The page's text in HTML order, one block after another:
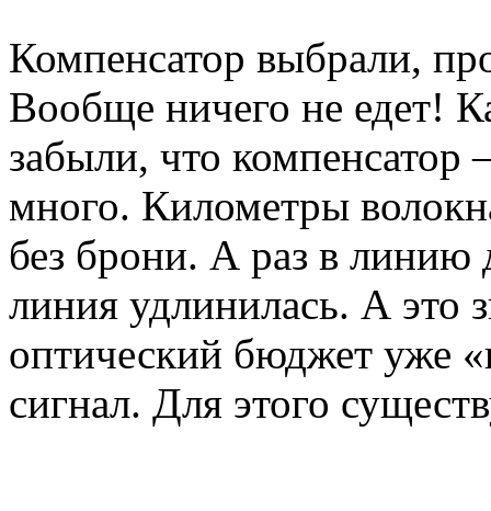
Компенсатор выбрали,
Вообще ничего не едет!
забыли, что компенсатор
много. Километры
без брони. А раз в линию
линия удлинилась. А это
оптический бюджет уже
сигнал. Для этого